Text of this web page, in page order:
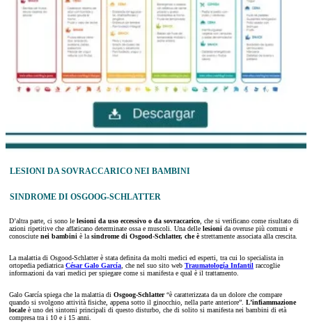
LESIONI DA SOVRACCARICO NEI BAMBINI
SINDROME DI OSGOOG-SCHLATTER
D’altra parte, ci sono le lesioni da uso eccessivo o da sovraccarico , che si verificano come risultato di
azioni ripetitive che affaticano determinate ossa e muscoli. Una delle lesioni da overuse più comuni e
conosciute nei bambini è la sindrome di Osgood-Schlatter, che èstrettamente associata alla crescita.
La malattia di Osgood-Schlatter è stata definita da molti medici ed esperti, tra cui lo specialista in
ortopedia pediatrica César Galo García , che nel suo sito web Traumatología Infantil raccoglie
informazioni da vari medici per spiegare come si manifesta e qual è il trattamento.
Galo García spiega che la malattia di Osgoog-Schlatter“è caratterizzata da un dolore che compare
quando si svolgono attività fisiche, appena sotto il ginocchio, nella parte anteriore”. L’infiammazione
localeè uno dei sintomi principali di questo disturbo, che di solito si manifesta nei bambini di età
compresa tra i 10 e i 15 anni.